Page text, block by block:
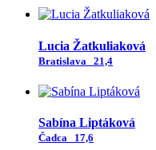
Lucia Žatkuliaková
Bratislava 21,4
Sabína Liptáková
Čadca 17,6